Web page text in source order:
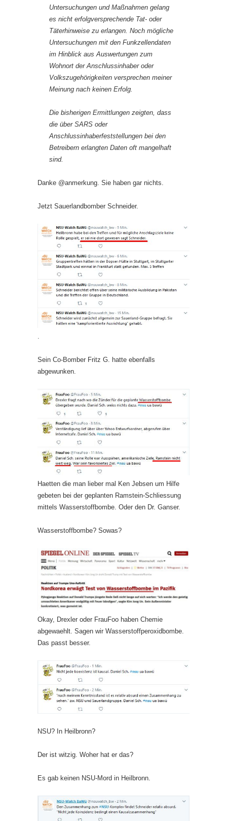
Untersuchungen und Maßnahmen gelang
es nicht erfolgversprechende Tat- oder
Täterhinweise zu erlangen. Noch mögliche
Untersuchungen mit den Funkzellendaten
im Hinblick aus Auswertungen zum
Wohnort der Anschlussinhaber oder
Volkszugehörigkeiten versprechen meiner
Meinung nach keinen Erfolg.
Die bisherigen Ermittlungen zeigten, dass
die über SARS oder
Anschlussinhaberfeststellungen bei den
Betreibern erlangten Daten oft mangelhaft
sind.
Danke @anmerkung. Sie haben gar nichts.
Jetzt Sauerlandbomber Schneider.
.
Sein Co-Bomber Fritz G. hatte ebenfalls
abgewunken.
Haetten die man lieber mal Ken Jebsen um Hilfe
gebeten bei der geplanten Ramstein-Schliessung
mittels Wasserstoffbombe. Oder den Dr. Ganser.
Wasserstoffbombe? Sowas?
Okay, Drexler oder FrauFoo haben Chemie
abgewaehlt. Sagen wir Wasserstoffperoxidbombe.
Das passt besser.
NSU? In Heilbronn?
Der ist witzig. Woher hat er das?
Es gab keinen NSU-Mord in Heilbronn.